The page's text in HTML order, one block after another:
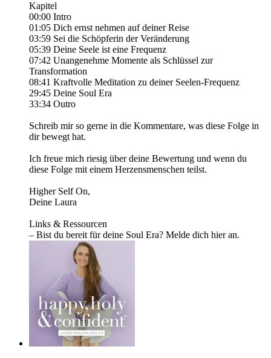
Kapitel
00:00 Intro
01:05 Dich ernst nehmen auf deiner Reise
03:59 Sei die Schöpferin der Veränderung
05:39 Deine Seele ist eine Frequenz
07:42 Unangenehme Momente als Schlüssel zur
Transformation
08:41 Kraftvolle Meditation zu deiner Seelen-Frequenz
29:45 Deine Soul Era
33:34 Outro
Schreib mir so gerne in die Kommentare, was diese Folge in
dir bewegt hat.
Ich freue mich riesig über deine Bewertung und wenn du
diese Folge mit einem Herzensmenschen teilst.
Higher Self On,
Deine Laura
Links & Ressourcen
– Bist du bereit für deine Soul Era? Melde dich hier an.